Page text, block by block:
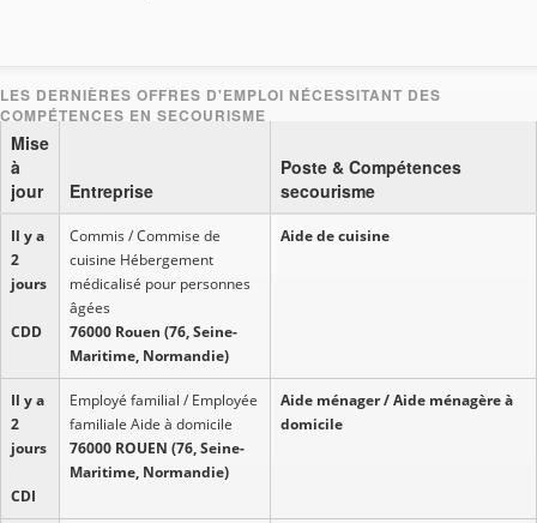
Mise
à
jour
Entreprise
Poste & Compétences
secourisme
Il y a
2
jours
CDD
Commis / Commise de
cuisine Hébergement
médicalisé pour personnes
âgées
76000 Rouen (76, Seine-
Maritime, Normandie)
Aide de cuisine
Il y a
2
jours
CDI
Employé familial / Employée
familiale Aide à domicile
76000 ROUEN (76, Seine-
Maritime, Normandie)
Aide ménager / Aide ménagère à
domicile